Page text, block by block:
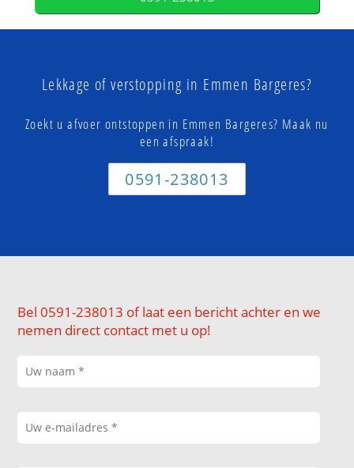
Lekkage of verstopping in Emmen Bargeres?
Zoekt u afvoer ontstoppen in Emmen Bargeres? Maak nu
een afspraak!
0591-238013
Bel 0591-238013 of laat een bericht achter en we
nemen direct contact met u op!